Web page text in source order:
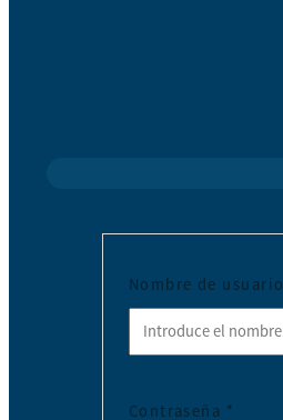
Nombre de usuario
Contraseña *